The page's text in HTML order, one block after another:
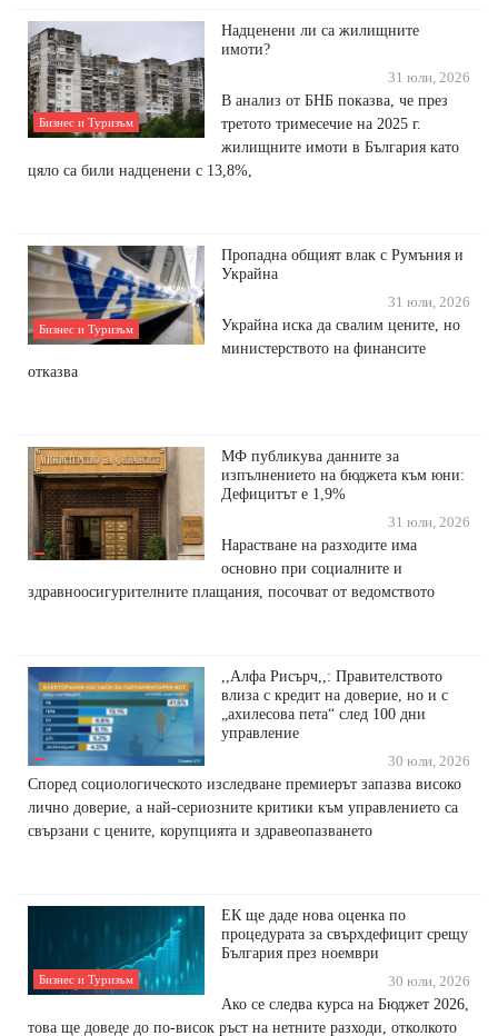
Бизнес и Туризъм
Надценени ли са жилищните
имоти?
31 юли, 2026
В анализ от БНБ показва, че през
третото тримесечие на 2025 г.
жилищните имоти в България като
цяло са били надценени с 13,8%,
Бизнес и Туризъм
Пропадна общият влак с Румъния и
Украйна
31 юли, 2026
Украйна иска да свалим цените, но
министерството на финансите
отказва
МФ публикува данните за
изпълнението на бюджета към юни:
Дефицитът е 1,9%
31 юли, 2026
Нарастване на разходите има
основно при социалните и
здравноосигурителните плащания, посочват от ведомството
,,Алфа Рисърч,,: Правителството
влиза с кредит на доверие, но и с
„ахилесова пета“ след 100 дни
управление
30 юли, 2026
Според социологическото изследване премиерът запазва високо
лично доверие, а най-сериозните критики към управлението са
свързани с цените, корупцията и здравеопазването
Бизнес и Туризъм
ЕК ще даде нова оценка по
процедурата за свърхдефицит срещу
България през ноември
30 юли, 2026
Ако се следва курса на Бюджет 2026,
това ще доведе до по-висок ръст на нетните разходи, отколкото